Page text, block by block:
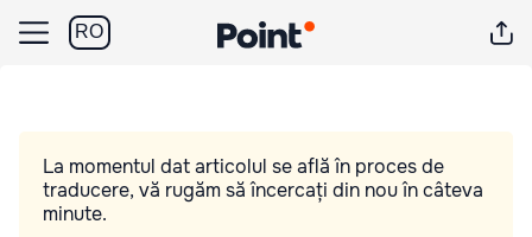
RO
La momentul dat articolul se află în proces de
traducere, vă rugăm să încercați din nou în câteva
minute.